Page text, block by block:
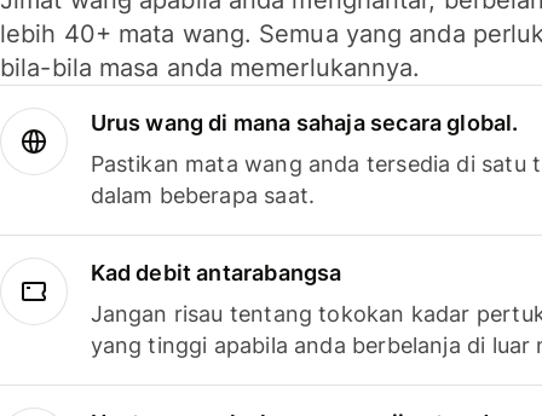
lebih 40+ mata wang. Semua yang anda
bila-bila masa anda memerlukannya.
Urus wang di mana sahaja secara global.
Pastikan mata wang anda tersedia di satu
dalam beberapa saat.
Kad debit antarabangsa
Jangan risau tentang tokokan kadar
yang tinggi apabila anda berbelanja di luar